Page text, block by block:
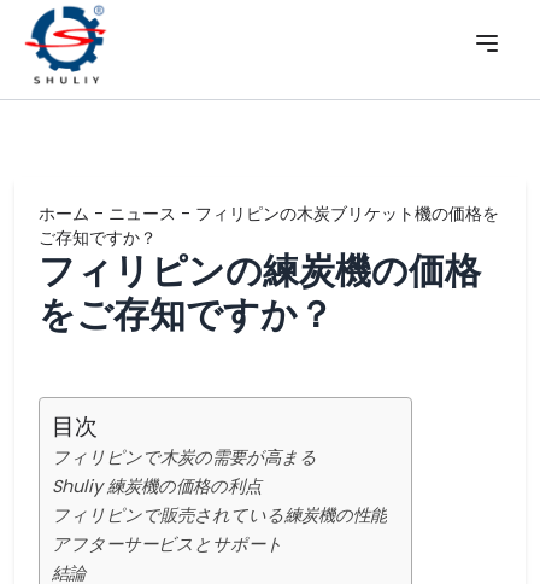
ホーム - ニュース - フィリピンの木炭ブリケット機の価格を
ご存知ですか？
フィリピンの練炭機の価格
をご存知ですか？
目次
フィリピンで木炭の需要が高まる
Shuliy 練炭機の価格の利点
フィリピンで販売されている練炭機の性能
アフターサービスとサポート
結論